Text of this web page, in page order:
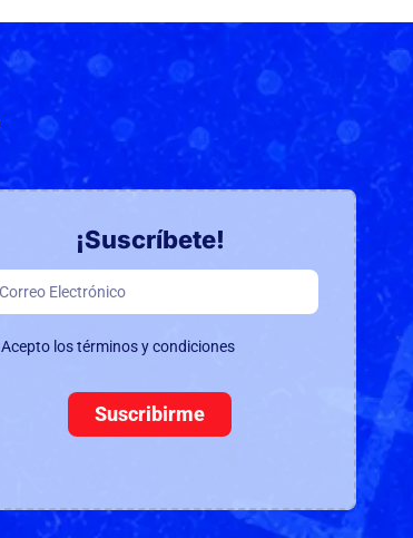
¡Suscríbete!
Acepto los términos y condiciones
Suscribirme